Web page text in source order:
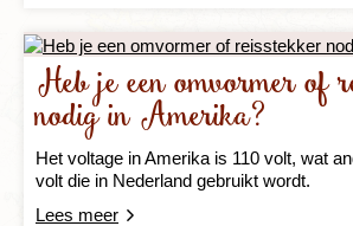
Heb je een omvormer of
nodig in Amerika?
Het voltage in Amerika is 110 volt, wat
volt die in Nederland gebruikt wordt.
Lees meer